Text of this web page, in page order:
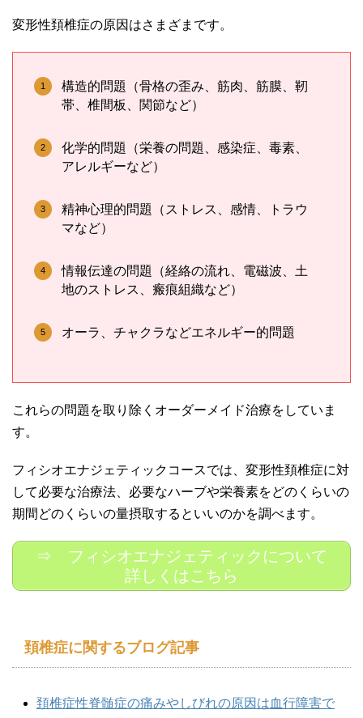
変形性頚椎症の原因はさまざまです。
構造的問題（骨格の歪み、筋肉、筋膜、靭
帯、椎間板、関節など）
化学的問題（栄養の問題、感染症、毒素、
アレルギーなど）
精神心理的問題（ストレス、感情、トラウ
マなど）
情報伝達の問題（経絡の流れ、電磁波、土
地のストレス、瘢痕組織など）
オーラ、チャクラなどエネルギー的問題
これらの問題を取り除くオーダーメイド治療をしていま
す。
フィシオエナジェティックコースでは、変形性頚椎症に対
して必要な治療法、必要なハーブや栄養素をどのくらいの
期間どのくらいの量摂取するといいのかを調べます。
⇒ フィシオエナジェティックについて
詳しくはこちら
頚椎症に関するブログ記事
頚椎症性脊髄症の痛みやしびれの原因は血行障害で